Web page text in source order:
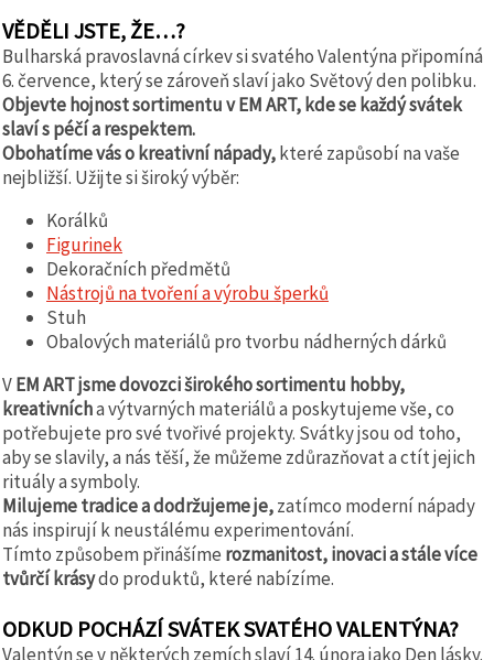
VĚDĚLI JSTE, ŽE…?
Bulharská pravoslavná církev si svatého Valentýna připomíná
6. července, který se zároveň slaví jako Světový den polibku.
Objevte hojnost sortimentu v EM ART, kde se každý svátek
slaví s péčí a respektem.
Obohatíme vás o kreativní nápady,které zapůsobí na vaše
nejbližší. Užijte si široký výběr:
Korálků
Figurinek
Dekoračních předmětů
Nástrojů na tvoření a výrobu šperků
Stuh
Obalových materiálů pro tvorbu nádherných dárků
VEM ART jsme dovozci širokého sortimentu hobby,
kreativnícha výtvarných materiálů a poskytujeme vše, co
potřebujete pro své tvořivé projekty. Svátky jsou od toho,
aby se slavily, a nás těší, že můžeme zdůrazňovat a ctít jejich
rituály a symboly.
Milujeme tradice a dodržujeme je,zatímco moderní nápady
nás inspirují k neustálému experimentování.
Tímto způsobem přinášíme rozmanitost, inovaci a stále více
tvůrčí krásydo produktů, které nabízíme.
ODKUD POCHÁZÍ SVÁTEK SVATÉHO VALENTÝNA?
Valentýn se v některých zemích slaví 14. února jako Den lásky.